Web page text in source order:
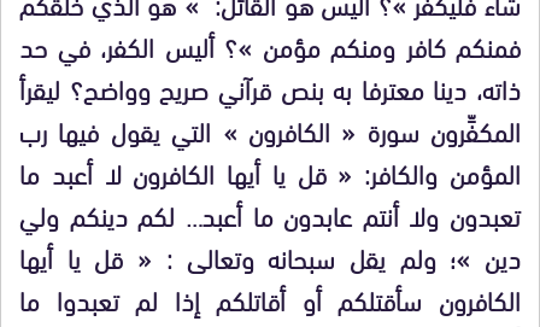
فمنكم كافر ومنكم مؤمن »؟ أليس الكفر، في حد
ذاته، دينا معترفا به بنص قرآني صريح وواضح؟ ليقرأ
المكفِّرون سورة « الكافرون » التي يقول فيها رب
المؤمن والكافر: « قل يا أيها الكافرون لا أعبد ما
تعبدون ولا أنتم عابدون ما أعبد… لكم دينكم ولي
دين »؛ ولم يقل سبحانه وتعالى : « قل يا أيها
الكافرون سأقتلكم أو أقاتلكم إذا لم تعبدوا ما